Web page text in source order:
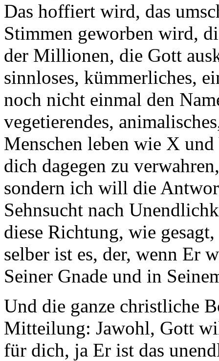
Das hoffiert wird, das
Stimmen geworben wird,
der Millionen, die Gott
sinnloses, kümmerliches,
noch nicht einmal den
vegetierendes,
Menschen leben wie X
dich dagegen zu
sondern ich will die
Sehnsucht nach
diese Richtung, wie
selber ist es, der, wenn Er
Seiner Gnade und in
Und die ganze christliche
Mitteilung: Jawohl, Gott
für dich, ja Er ist das